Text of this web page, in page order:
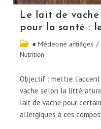
Le lait de
pour la santé :
● Médecine antiâges /
Nutrition
Objectif : mettre
vache selon la
lait de vache pour
allergiques à ces